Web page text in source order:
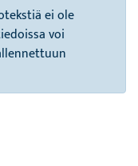
ei ole
voi